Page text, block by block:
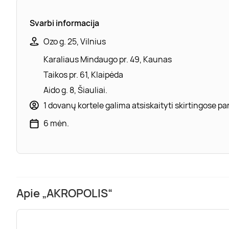
Svarbi informacija
Ozo g. 25, Vilnius
Karaliaus Mindaugo pr. 49, Kaunas
Taikos pr. 61, Klaipėda
Aido g. 8, Šiauliai.
1 dovanų kortele galima atsiskaityti skirtingose
6 mėn.
Apie „AKROPOLIS“